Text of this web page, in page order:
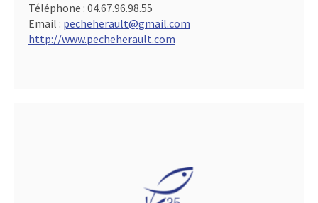
Téléphone : 04.67.96.98.55
Email : pecheherault@gmail.com
http://www.pecheherault.com